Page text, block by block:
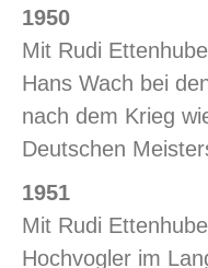
1950
Mit Rudi
Hans Wach bei
nach dem Krieg
Deutschen
1951
Mit Rudi
Hochvogler im